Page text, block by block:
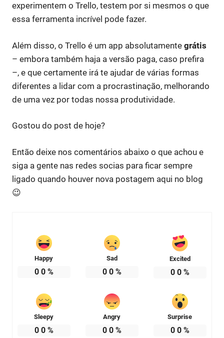
experimentem o Trello, testem por si mesmos o que
essa ferramenta incrível pode fazer.
Além disso, o Trello é um app absolutamente grátis
– embora também haja a versão paga, caso prefira
–, e que certamente irá te ajudar de várias formas
diferentes a lidar com a procrastinação, melhorando
de uma vez por todas nossa produtividade.
Gostou do post de hoje?
Então deixe nos comentários abaixo o que achou e
siga a gente nas redes socias para ficar sempre
ligado quando houver nova postagem aqui no blog
😉
Happy
0 0%
Sad
0 0%
Excited
0 0%
Sleepy
0 0%
Angry
0 0%
Surprise
0 0%